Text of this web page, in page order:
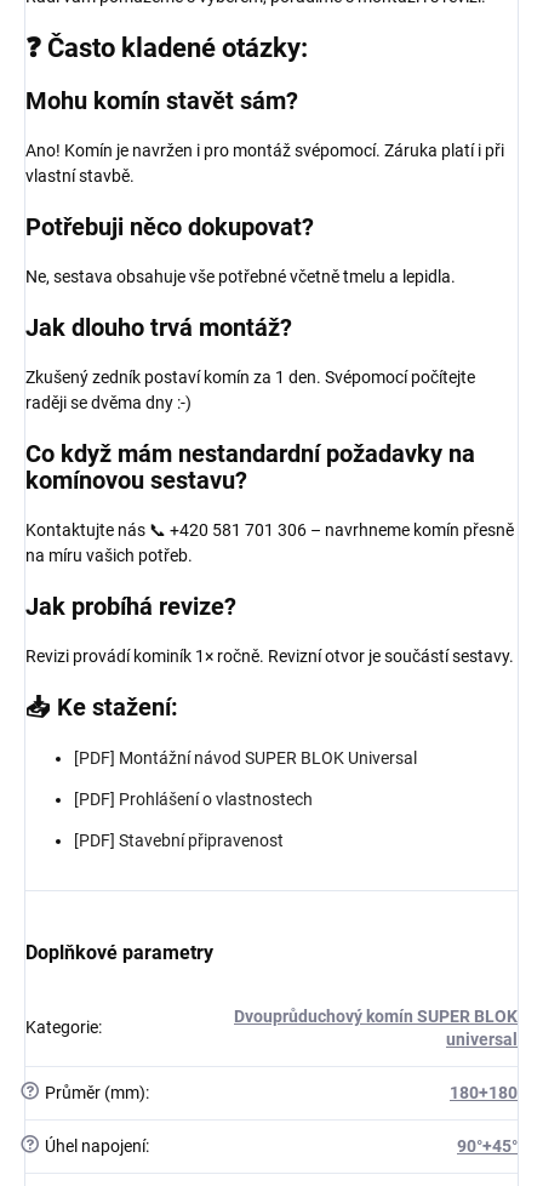
❓ Často kladené otázky:
Mohu komín stavět sám?
Ano! Komín je navržen i pro montáž svépomocí. Záruka platí i při
vlastní stavbě.
Potřebuji něco dokupovat?
Ne, sestava obsahuje vše potřebné včetně tmelu a lepidla.
Jak dlouho trvá montáž?
Zkušený zedník postaví komín za 1 den. Svépomocí počítejte
raději se dvěma dny :-)
Co když mám nestandardní požadavky na
komínovou sestavu?
Kontaktujte nás 📞 +420 581 701 306 – navrhneme komín přesně
na míru vašich potřeb.
Jak probíhá revize?
Revizi provádí kominík 1× ročně. Revizní otvor je součástí sestavy.
📥 Ke stažení:
[PDF] Montážní návod SUPER BLOK Universal
[PDF] Prohlášení o vlastnostech
[PDF] Stavební připravenost
Doplňkové parametry
Kategorie:
Dvouprůduchový komín SUPER BLOK
universal
? Průměr (mm): 180+180
? Úhel napojení: 90°+45°